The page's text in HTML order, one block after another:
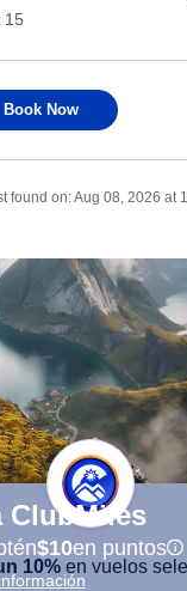
15
Book Now
found on:Aug 08, 2026 at
ClubMiles
$10en puntos
10% en vuelos